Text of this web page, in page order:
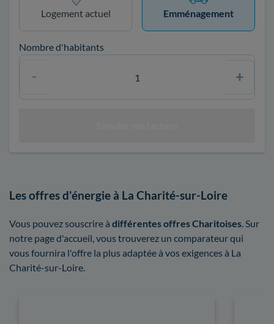
Logement actuel Emménagement
Nombre d'habitants
Les offres d'énergie à La Charité-sur-Loire
Vous pouvez souscrire à différentes offres Charitoises . Sur
notre page d'accueil, vous trouverez un comparateur qui
vous fournira l'offre la plus adaptée à vos exigences à La
Charité-sur-Loire.